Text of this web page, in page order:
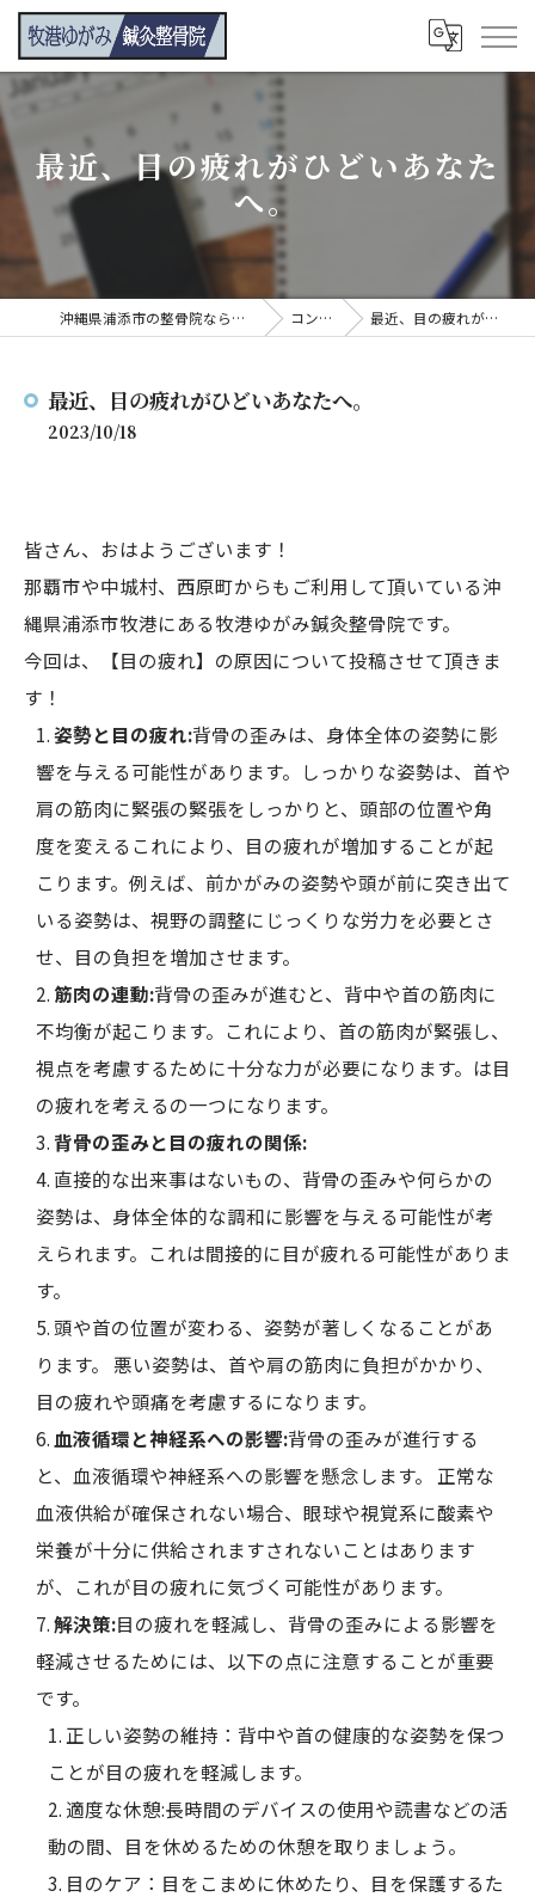
最近、目の疲れがひどいあなた
へ。
沖縄県浦添市の整骨院なら牧港ゆがみ鍼灸整骨院 コンテンツ 最近、目の疲れがひどいあなたへ。
最近、目の疲れがひどいあなたへ。
2023/10/18
皆さん、おはようございます！
那覇市や中城村、西原町からもご利用して頂いている沖
縄県浦添市牧港にある牧港ゆがみ鍼灸整骨院です。
今回は、【目の疲れ】の原因について投稿させて頂きま
す！
姿勢と目の疲れ:背骨の歪みは、身体全体の姿勢に影
響を与える可能性があります。しっかりな姿勢は、首や
肩の筋肉に緊張の緊張をしっかりと、頭部の位置や角
度を変えるこれにより、目の疲れが増加することが起
こります。例えば、前かがみの姿勢や頭が前に突き出て
いる姿勢は、視野の調整にじっくりな労力を必要とさ
せ、目の負担を増加させます。
筋肉の連動:背骨の歪みが進むと、背中や首の筋肉に
不均衡が起こります。これにより、首の筋肉が緊張し、
視点を考慮するために十分な力が必要になります。は目
の疲れを考えるの一つになります。
背骨の歪みと目の疲れの関係:
直接的な出来事はないもの、背骨の歪みや何らかの
姿勢は、身体全体的な調和に影響を与える可能性が考
えられます。これは間接的に目が疲れる可能性がありま
す。
頭や首の位置が変わる、姿勢が著しくなることがあ
ります。 悪い姿勢は、首や肩の筋肉に負担がかかり、
目の疲れや頭痛を考慮するになります。
血液循環と神経系への影響:背骨の歪みが進行する
と、血液循環や神経系への影響を懸念します。 正常な
血液供給が確保されない場合、眼球や視覚系に酸素や
栄養が十分に供給されますされないことはあります
が、これが目の疲れに気づく可能性があります。
解決策:目の疲れを軽減し、背骨の歪みによる影響を
軽減させるためには、以下の点に注意することが重要
です。
正しい姿勢の維持：背中や首の健康的な姿勢を保つ
ことが目の疲れを軽減します。
適度な休憩:長時間のデバイスの使用や読書などの活
動の間、目を休めるための休憩を取りましょう。
目のケア：目をこまめに休めたり、目を保護するた